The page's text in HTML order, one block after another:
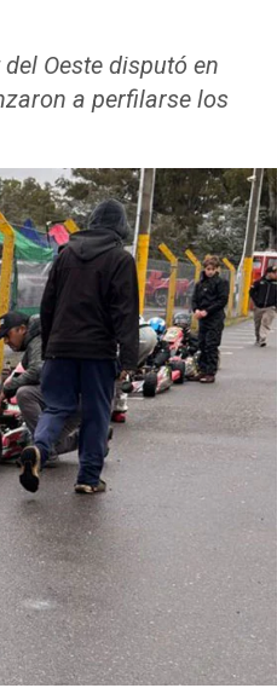
Oeste disputó en
a perfilarse los